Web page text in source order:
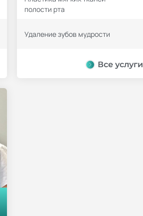
полости рта
Удаление зубов мудрости
Все услуги